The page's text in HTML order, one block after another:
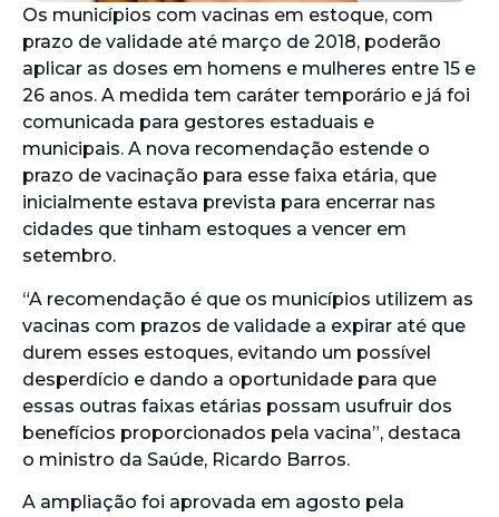
Os municípios com vacinas em estoque, com
prazo de validade até março de 2018, poderão
aplicar as doses em homens e mulheres entre 15 e
26 anos. A medida tem caráter temporário e já foi
comunicada para gestores estaduais e
municipais. A nova recomendação estende o
prazo de vacinação para esse faixa etária, que
inicialmente estava prevista para encerrar nas
cidades que tinham estoques a vencer em
setembro.
“A recomendação é que os municípios utilizem as
vacinas com prazos de validade a expirar até que
durem esses estoques, evitando um possível
desperdício e dando a oportunidade para que
essas outras faixas etárias possam usufruir dos
benefícios proporcionados pela vacina”, destaca
o ministro da Saúde, Ricardo Barros.
A ampliação foi aprovada em agosto pela